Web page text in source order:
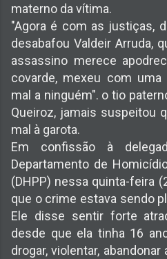
materno da vítima.
"Agora é com as justiças,
desabafou Valdeir Arruda,
assassino merece
covarde, mexeu com
mal a ninguém". o tio
Queiroz, jamais suspeitou
mal à garota.
Em confissão à
Departamento de
(DHPP) nessa quinta-feira
que o crime estava sendo
Ele disse sentir forte
desde que ela tinha 16
drogar, violentar,